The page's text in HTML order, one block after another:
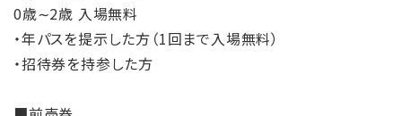
0歳∼2歳 入場無料
・年パスを提示した方（1回まで入場無料）
・招待券を持参した方